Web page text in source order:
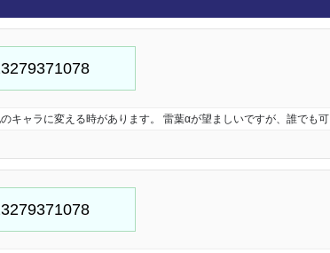
キャラに変える時があります。 雷葉αが望ましいですが、誰でも可